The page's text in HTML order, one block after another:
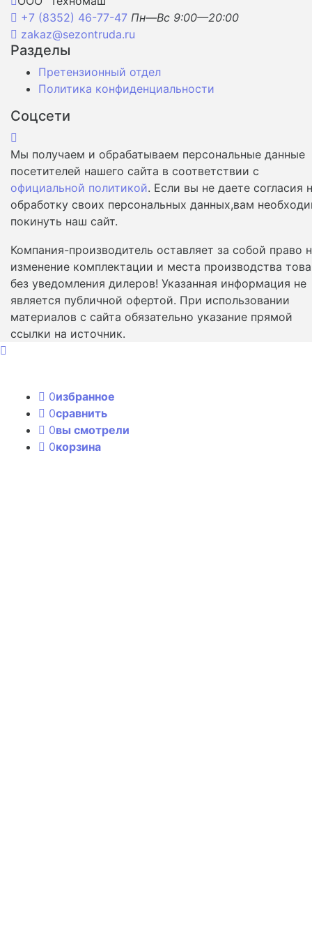
+7 (8352) 46-77-47 Пн—Вс 9:00—20:00
zakaz@sezontruda.ru
Разделы
Претензионный отдел
Политика конфиденциальности
Соцсети
Мы получаем и обрабатываем персональные данные
посетителей нашего сайта в соответствии с
официальной политикой. Если вы не даете согласия
обработку своих персональных данных,вам
покинуть наш сайт.
Компания-производитель оставляет за собой право
изменение комплектации и места производства
без уведомления дилеров! Указанная информация не
является публичной офертой. При использовании
материалов с сайта обязательно указание прямой
ссылки на источник.
0избранное
0сравнить
0вы смотрели
0корзина